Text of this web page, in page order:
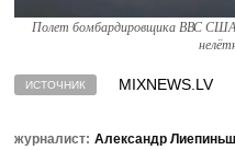
Полет бомбардировщика ВВС
ИСТОЧНИК MIXNEWS.LV
журналист: Александр Лиепиньш